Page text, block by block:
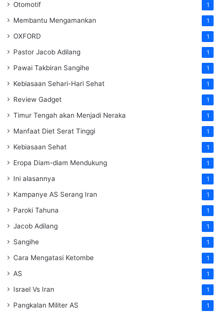
Otomotif 1
Membantu Mengamankan 1
OXFORD 1
Pastor Jacob Adilang 1
Pawai Takbiran Sangihe 1
Kebiasaan Sehari-Hari Sehat 1
Review Gadget 1
Timur Tengah akan Menjadi Neraka 1
Manfaat Diet Serat Tinggi 1
Kebiasaan Sehat 1
Eropa Diam-diam Mendukung 1
Ini alasannya 1
Kampanye AS Serang Iran 1
Paroki Tahuna 1
Jacob Adilang 1
Sangihe 1
Cara Mengatasi Ketombe 1
AS 1
Israel Vs Iran 1
Pangkalan Militer AS 1